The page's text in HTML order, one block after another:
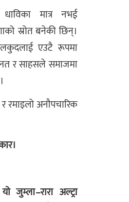
मात्र नभई
स्रोत बनेकी छिन्।
एउटै रूपमा
र साहसले समाजमा
रमाइलो अनौपचारिक
जुम्ला–रारा अल्ट्रा